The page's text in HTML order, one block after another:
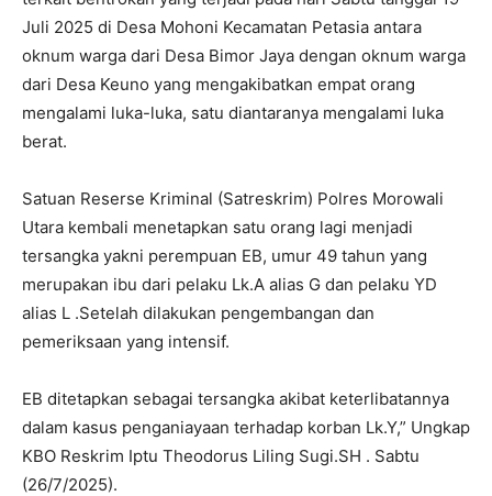
Juli 2025 di Desa Mohoni Kecamatan Petasia antara
oknum warga dari Desa Bimor Jaya dengan oknum warga
dari Desa Keuno yang mengakibatkan empat orang
mengalami luka-luka, satu diantaranya mengalami luka
berat.
Satuan Reserse Kriminal (Satreskrim) Polres Morowali
Utara kembali menetapkan satu orang lagi menjadi
tersangka yakni perempuan EB, umur 49 tahun yang
merupakan ibu dari pelaku Lk.A alias G dan pelaku YD
alias L .Setelah dilakukan pengembangan dan
pemeriksaan yang intensif.
EB ditetapkan sebagai tersangka akibat keterlibatannya
dalam kasus penganiayaan terhadap korban Lk.Y,” Ungkap
KBO Reskrim Iptu Theodorus Liling Sugi.SH . Sabtu
(26/7/2025).